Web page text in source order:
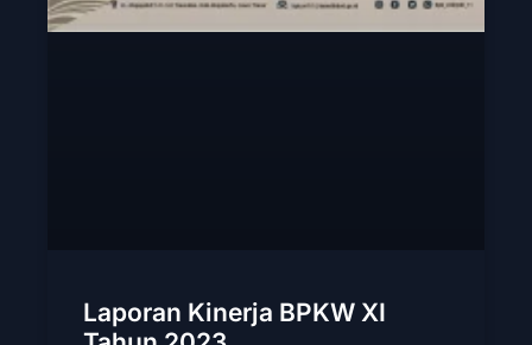
Laporan Kinerja BPKW XI